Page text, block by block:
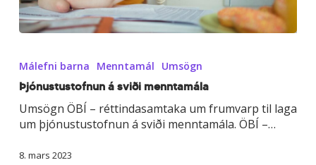
sviði
menntamála
Málefni barna Menntamál Umsögn
Þjónustustofnun á sviði menntamála
Umsögn ÖBÍ – réttindasamtaka um frumvarp til laga
um þjónustustofnun á sviði menntamála. ÖBÍ –…
8. mars 2023